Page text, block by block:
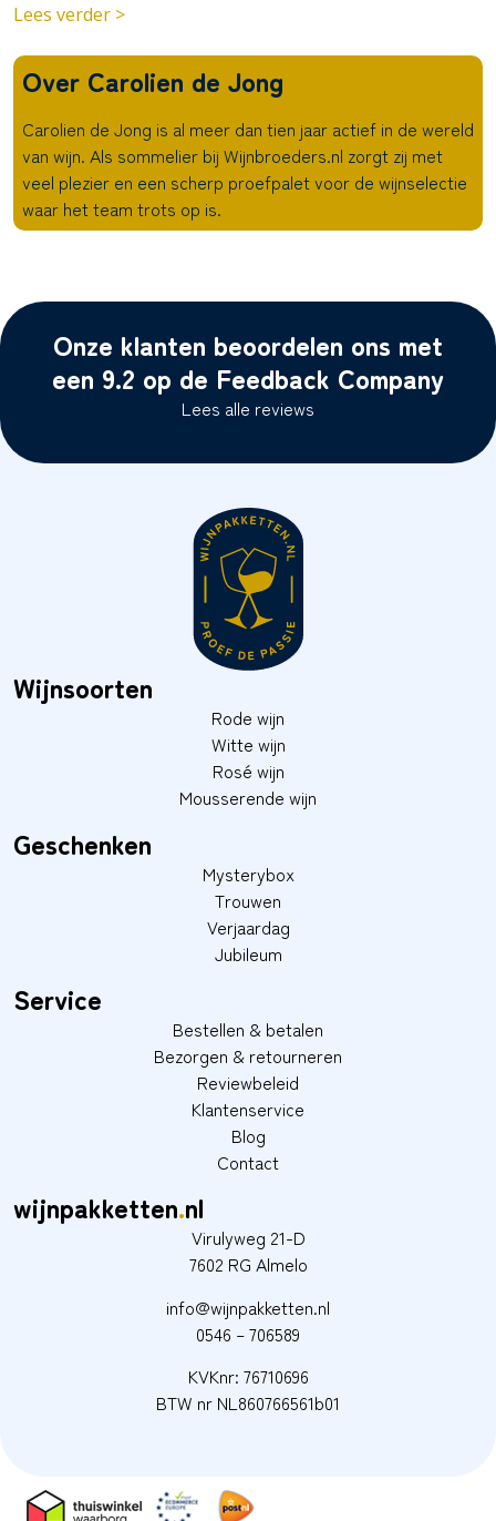
Lees verder >
Over Carolien de Jong
Carolien de Jong is al meer dan tien jaar actief in de wereld
van wijn. Als sommelier bij Wijnbroeders.nl zorgt zij met
veel plezier en een scherp proefpalet voor de wijnselectie
waar het team trots op is.
Onze klanten beoordelen ons met
een 9.2 op de Feedback Company
Lees alle reviews
Wijnsoorten
Rode wijn
Witte wijn
Rosé wijn
Mousserende wijn
Geschenken
Mysterybox
Trouwen
Verjaardag
Jubileum
Service
Bestellen & betalen
Bezorgen & retourneren
Reviewbeleid
Klantenservice
Blog
Contact
wijnpakketten.nl
Virulyweg 21-D
7602 RG Almelo
info@wijnpakketten.nl
0546 – 706589
KVKnr: 76710696
BTW nr NL860766561b01